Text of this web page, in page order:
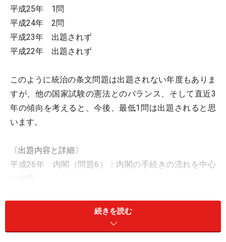
平成25年 1問
平成24年 2問
平成23年 出題されず
平成22年 出題されず
このように統治の条文問題は出題されない年度もありま
すが、他の国家試験の憲法とのバランス、そして直近3
年の傾向を考えると、今後、最低1問は出題されると思
います。
〔出題内容と詳細〕
平成26年 内閣（問題6）：内閣の手続きの流れを中心
平成24年 国務大臣と国会議員（問題4）：国務大臣と
国会議員の比較
続きを読む